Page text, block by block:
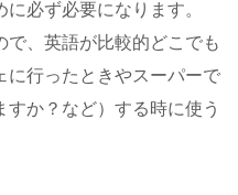
必ず必要になります。
、英語が比較的どこでも
に行ったときやスーパーで
か？など）する時に使う